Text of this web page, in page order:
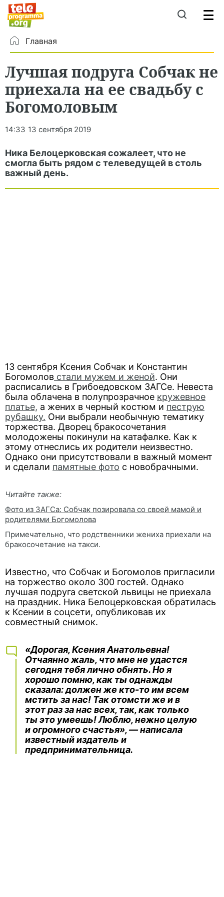
Главная
Лучшая подруга Собчак не
приехала на ее свадьбу с
Богомоловым
14:33 13 сентября 2019
Ника Белоцерковская сожалеет, что не
смогла быть рядом с телеведущей в столь
важный день.
13 сентября Ксения Собчак и Константин
Богомолов стали мужем и женой. Они
расписались в Грибоедовском ЗАГСе. Невеста
была облачена в полупрозрачное кружевное
платье, а жених в черный костюм и пеструю
рубашку. Они выбрали необычную тематику
торжества. Дворец бракосочетания
молодожены покинули на катафалке. Как к
этому отнеслись их родители неизвестно.
Однако они присутствовали в важный момент
и сделали памятные фото с новобрачными.
Читайте также:
Фото из ЗАГСа: Собчак позировала со своей мамой и
родителями Богомолова
Примечательно, что родственники жениха приехали на
бракосочетание на такси.
Известно, что Собчак и Богомолов пригласили
на торжество около 300 гостей. Однако
лучшая подруга светской львицы не приехала
на праздник. Ника Белоцерковская обратилась
к Ксении в соцсети, опубликовав их
совместный снимок.
«Дорогая, Ксения Анатольевна!
Отчаянно жаль, что мне не удастся
сегодня тебя лично обнять. Но я
хорошо помню, как ты однажды
сказала: должен же кто-то им всем
мстить за нас! Так отомсти же и в
этот раз за нас всех, так, как только
ты это умеешь! Люблю, нежно целую
и огромного счастья», — написала
известный издатель и
предпринимательница.